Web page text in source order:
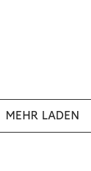
MEHR LADEN